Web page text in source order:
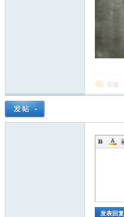
回复
发表回复